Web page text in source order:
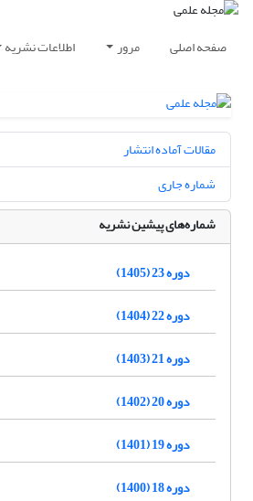
صفحه اصلی مرور اطلاعات نشریه
مقالات آماده انتشار
شماره جاری
شماره‌های پیشین نشریه
دوره 23 (1405)
دوره 22 (1404)
دوره 21 (1403)
دوره 20 (1402)
دوره 19 (1401)
دوره 18 (1400)